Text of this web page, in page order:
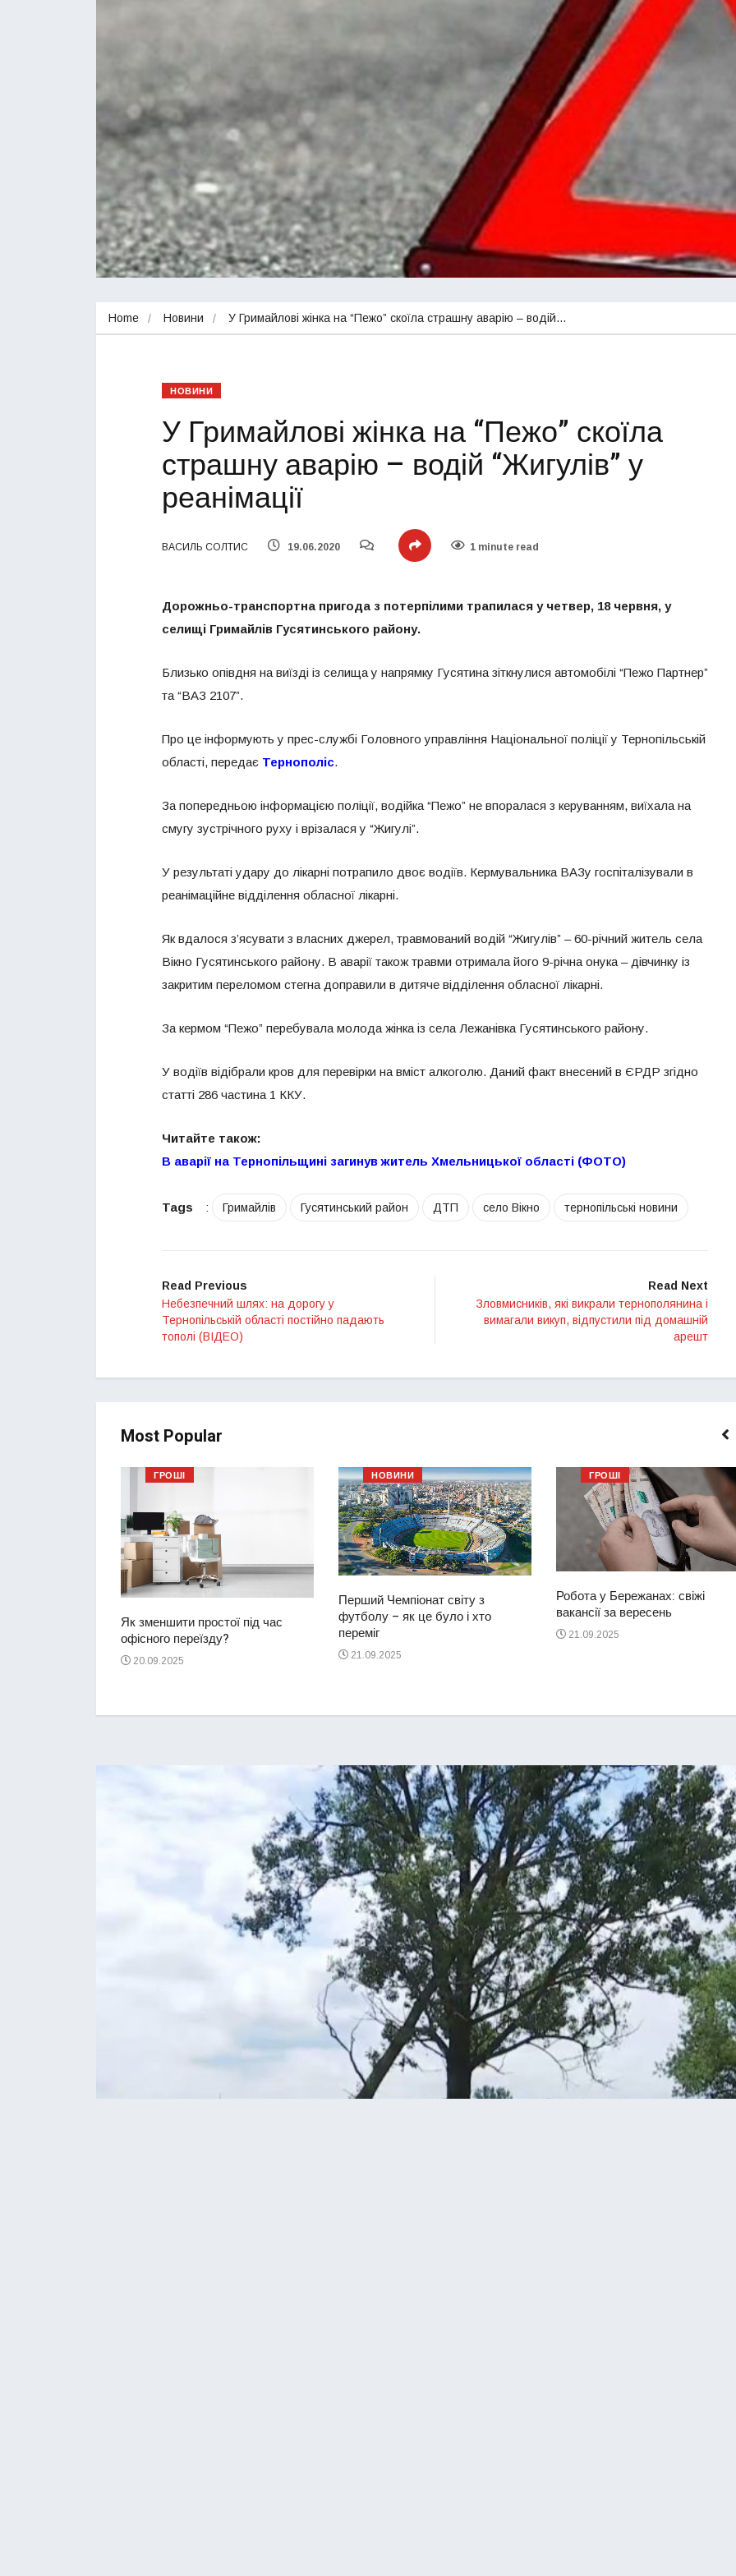
Home Новини У Гримайлові жінка на “Пежо” скоїла страшну аварію – водій…
НОВИНИ
У Гримайлові жінка на “Пежо” скоїла
страшну аварію – водій “Жигулів” у
реанімації
ВАСИЛЬ СОЛТИС 19.06.2020 1 minute read
Дорожньо-транспортна пригода з потерпілими трапилася у четвер, 18 червня, у
селищі Гримайлів Гусятинського району.
Близько опівдня на виїзді із селища у напрямку Гусятина зіткнулися автомобілі “Пежо Партнер”
та “ВАЗ 2107”.
Про це інформують у прес-службі Головного управління Національної поліції у Тернопільській
області, передає Тернополіс.
За попередньою інформацією поліції, водійка “Пежо” не впоралася з керуванням, виїхала на
смугу зустрічного руху і врізалася у “Жигулі”.
У результаті удару до лікарні потрапило двоє водіїв. Кермувальника ВАЗу госпіталізували в
реанімаційне відділення обласної лікарні.
Як вдалося з’ясувати з власних джерел, травмований водій “Жигулів” – 60-річний житель села
Вікно Гусятинського району. В аварії також травми отримала його 9-річна онука – дівчинку із
закритим переломом стегна доправили в дитяче відділення обласної лікарні.
За кермом “Пежо” перебувала молода жінка із села Лежанівка Гусятинського району.
У водіїв відібрали кров для перевірки на вміст алкоголю. Даний факт внесений в ЄРДР згідно
статті 286 частина 1 ККУ.
Читайте також:
В аварії на Тернопільщині загинув житель Хмельницької області (ФОТО)
Tags : Гримайлів Гусятинський район ДТП село Вікно тернопільські новини
Read Previous
Небезпечний шлях: на дорогу у
Тернопільській області постійно падають
тополі (ВІДЕО)
Read Next
Зловмисників, які викрали тернополянина і
вимагали викуп, відпустили під домашній
арешт
Most Popular
ГРОШІ
Як зменшити простої під час
офісного переїзду?
20.09.2025
НОВИНИ
Перший Чемпіонат світу з
футболу – як це було і хто
переміг
21.09.2025
ГРОШІ
Робота у Бережанах: свіжі
вакансії за вересень
21.09.2025